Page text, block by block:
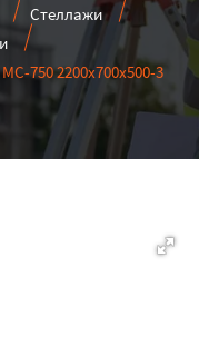
Стеллажи
750 2200x700x500-3